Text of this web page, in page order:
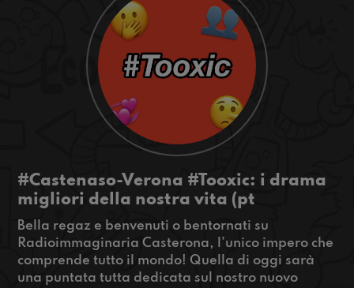
#Castenaso-Verona #Tooxic: i drama
migliori della nostra vita (pt
Bella regaz e benvenuti o bentornati su
Radioimmaginaria Casterona, l’unico impero che
comprende tutto il mondo! Quella di oggi sarà
una puntata tutta dedicata sul nostro nuovo